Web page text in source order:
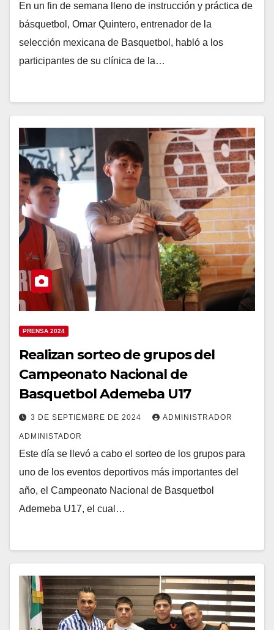
En un fin de semana lleno de instrucción y práctica de
básquetbol, Omar Quintero, entrenador de la
selección mexicana de Basquetbol, habló a los
participantes de su clínica de la…
PRENSA 2024
Realizan sorteo de grupos del
Campeonato Nacional de
Basquetbol Ademeba U17
3 DE SEPTIEMBRE DE 2024 ADMINISTRADOR
ADMINISTADOR
Este día se llevó a cabo el sorteo de los grupos para
uno de los eventos deportivos más importantes del
año, el Campeonato Nacional de Basquetbol
Ademeba U17, el cual…